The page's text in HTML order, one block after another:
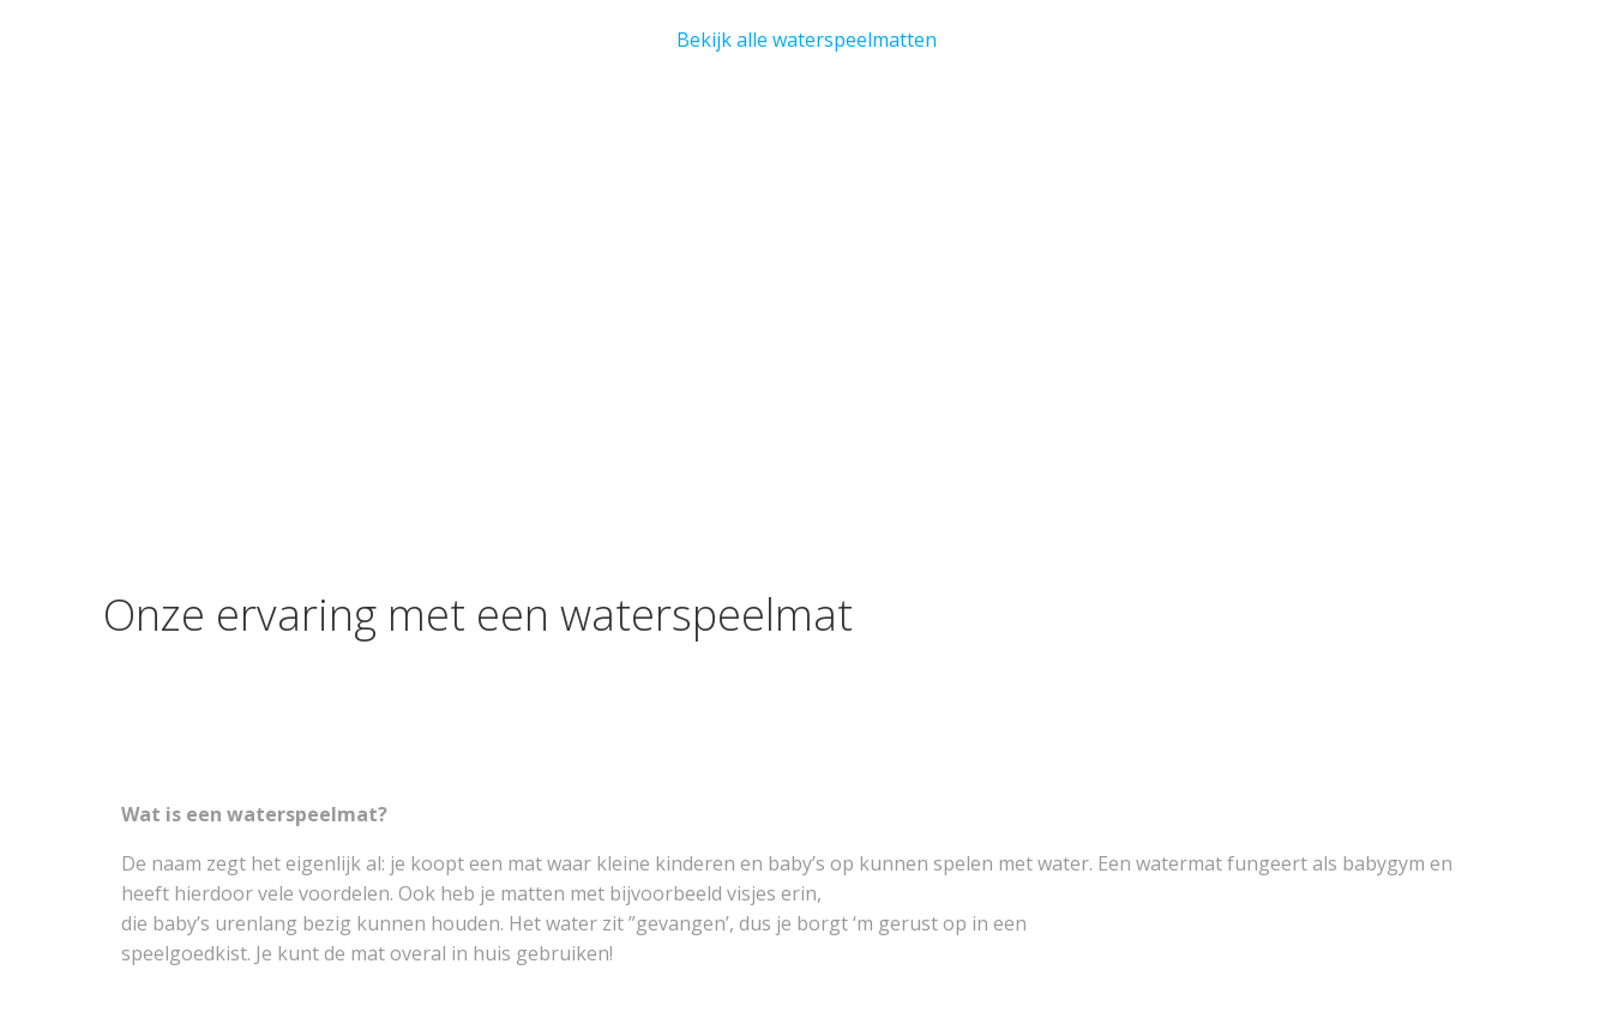
Bekijk alle waterspeelmatten
Onze ervaring met een waterspeelmat
Wat is een waterspeelmat?
De naam zegt het eigenlijk al: je koopt een mat waar kleine kinderen en baby’s op kunnen spelen met water. Een watermat fungeert als babygym en
heeft hierdoor vele voordelen. Ook heb je matten met bijvoorbeeld visjes erin,
die baby’s urenlang bezig kunnen houden. Het water zit ”gevangen’, dus je borgt ‘m gerust op in een
speelgoedkist. Je kunt de mat overal in huis gebruiken!